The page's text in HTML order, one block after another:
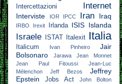
Intercettazioni Internet
Interviste IOR IPCC Iran Iraq
IRBO Irexit Irlanda ISIS Islanda
Israele ISTAT Italexit Italia
Italicum Ivan Pinheiro
Jair
Bolsonaro
Jarawa
Jean Monnet
Jean Paul Fitoussi
Jean-Luc
Mélenchon
Jeff Bezos
Jeffrey
Epstein
Jobs Act John Bolton